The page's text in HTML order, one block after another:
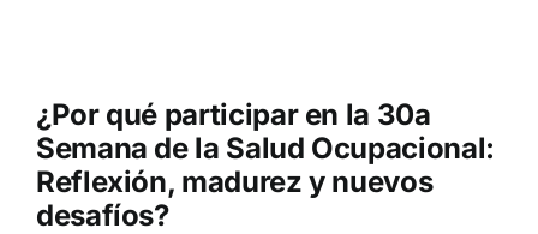
¿Por qué participar en la 30a
Semana de la Salud Ocupacional:
Reflexión, madurez y nuevos
desafíos?